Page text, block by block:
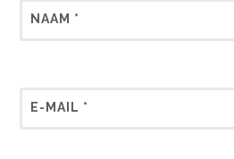
NAAM *
E-MAIL *